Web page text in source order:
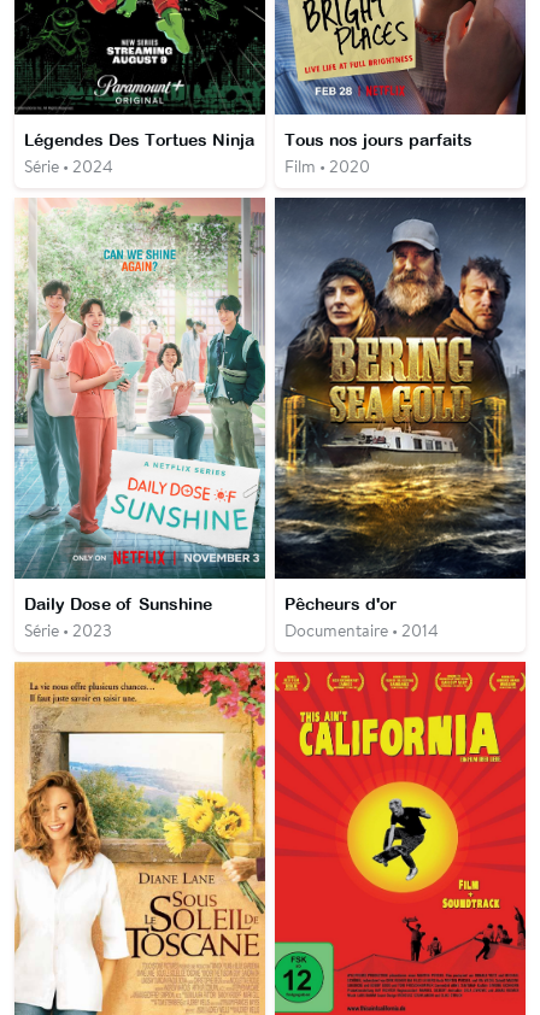
Légendes Des Tortues Ninja
Série • 2024
Tous nos jours parfaits
Film • 2020
Daily Dose of Sunshine
Série • 2023
Pêcheurs d'or
Documentaire • 2014